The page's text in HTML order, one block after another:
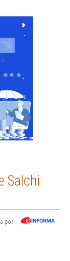
Salchi
por